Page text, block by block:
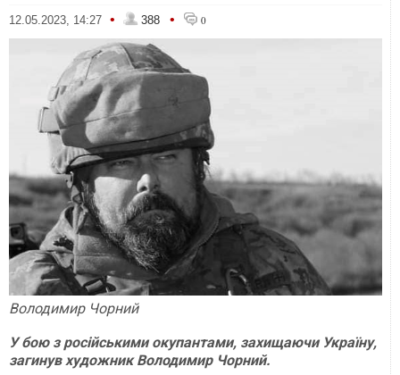
12.05.2023, 14:27 • 388 • 0
Володимир Чорний
У бою з російськими окупантами, захищаючи Україну,
загинув художник Володимир Чорний.